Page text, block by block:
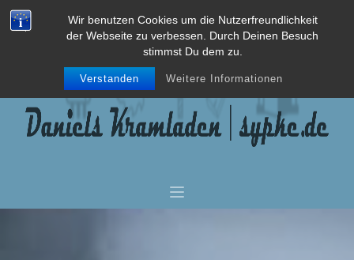
Wir benutzen Cookies um die Nutzerfreundlichkeit
der Webseite zu verbessen. Durch Deinen Besuch
stimmst Du dem zu.
Verstanden Weitere Informationen